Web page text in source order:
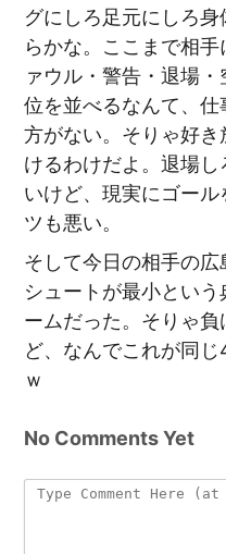
グにしろ足元にしろ
らかな。ここまで相
ァウル・警告・退場
位を並べるなんて、
方がない。そりゃ好
けるわけだよ。退場
いけど、現実にゴー
ツも悪い。
そして今日の相手の
シュートが最小とい
ームだった。そりゃ
ど、なんでこれが同
ｗ
No Comments Yet